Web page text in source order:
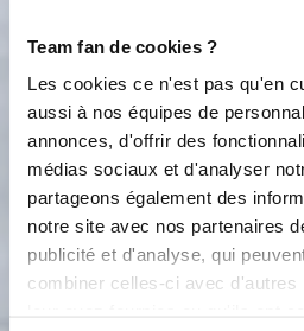
Team fan de cookies ?
Les cookies ce n'est pas qu'en
aussi à nos équipes de
annonces, d'offrir des
médias sociaux et d'analyser
partageons également des
notre site avec nos partenaires
publicité et d'analyse, qui
combiner celles-ci avec d'autres
1
Puis
préparations
Montage
Ingredients